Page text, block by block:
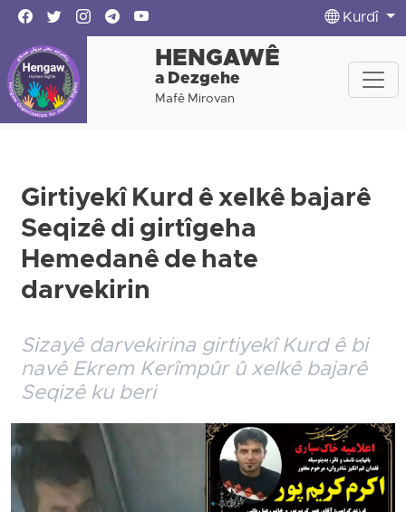
Kurdî
HENGAWÊ
a Dezgehe
Mafê Mirovan
Girtiyekî Kurd ê xelkê bajarê
Seqizê di girtîgeha
Hemedanê de hate
darvekirin
Sizayê darvekirina girtiyekî Kurd ê bi
navê Ekrem Kerîmpûr û xelkê bajarê
Seqizê ku beri